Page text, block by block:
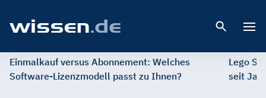
Einmalkauf versus Abonnement: Welches
Software-Lizenzmodell passt zu Ihnen?
Lego
seit